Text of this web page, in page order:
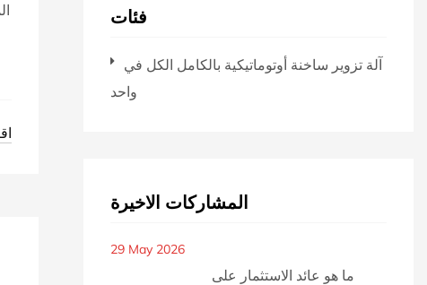
فئات
آلة تزوير ساخنة أوتوماتيكية بالكامل الكل في
واحد
المشاركات الاخيرة
29 May 2026
ما هو عائد الاستثمار على